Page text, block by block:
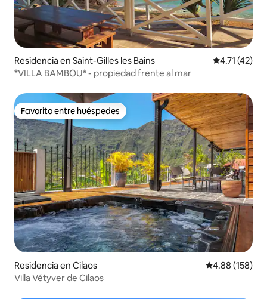
Residencia en Saint-Gilles les Bains Calificación
4.71 (42)
*VILLA BAMBOU* - propiedad frente al mar
Favorito entre huéspedes
Favorito entre huéspedes
Residencia en Cilaos Calificación
4.88 (158)
Villa Vétyver de Cilaos